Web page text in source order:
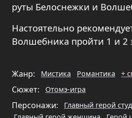
руты Белоснежки и
Настоятельно
Волшебника пройти 1 и 2
Жанр: Мистика Романтика +
Сюжет: Отомэ-игра
Персонажи:
Главный герой